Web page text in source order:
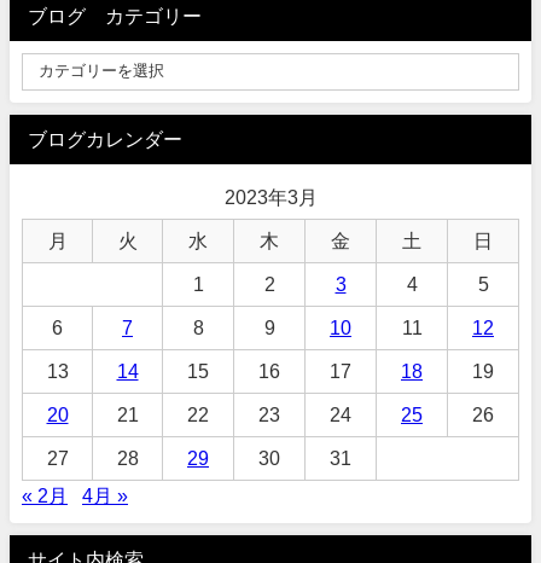
ブログ カテゴリー
ブログカレンダー
2023年3月
月 火 水 木 金 土 日
1 2 3 4 5
6 7 8 9 10 11 12
13 14 15 16 17 18 19
20 21 22 23 24 25 26
27 28 29 30
31
« 2月
4月 »